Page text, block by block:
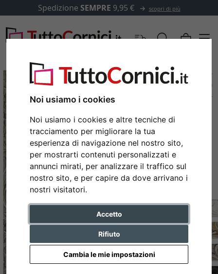
Noi usiamo i cookies
Noi usiamo i cookies e altre tecniche di
tracciamento per migliorare la tua
esperienza di navigazione nel nostro sito,
per mostrarti contenuti personalizzati e
annunci mirati, per analizzare il traffico sul
nostro sito, e per capire da dove arrivano i
nostri visitatori.
Accetto
Rifiuto
Cambia le mie impostazioni
Spedizione SEMPRE 9,95 € scopri di più
Indietro